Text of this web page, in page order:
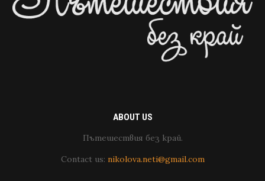
ABOUT US
Пътешествия без край.
Contact us: nikolova.neti@gmail.com